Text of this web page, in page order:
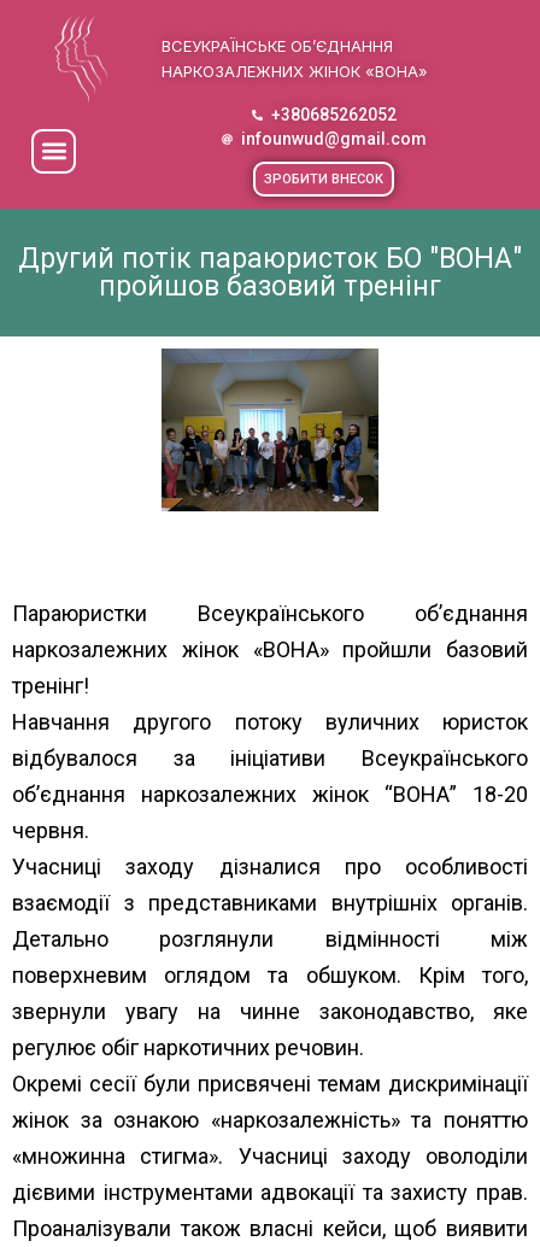
ВСЕУКРАЇНСЬКЕ ОБ’ЄДНАННЯ
НАРКОЗАЛЕЖНИХ ЖІНОК «ВОНА»
+380685262052
infounwud@gmail.com
ЗРОБИТИ ВНЕСОК
Другий потік параюристок БО "ВОНА"
пройшов базовий тренінг
Параюристки Всеукраїнського об’єднання
наркозалежних жінок «ВОНА» пройшли базовий
тренінг!
Навчання другого потоку вуличних юристок
відбувалося за ініціативи Всеукраїнського
об’єднання наркозалежних жінок “ВОНА” 18-20
червня.
Учасниці заходу дізналися про особливості
взаємодії з представниками внутрішніх органів.
Детально розглянули відмінності між
поверхневим оглядом та обшуком. Крім того,
звернули увагу на чинне законодавство, яке
регулює обіг наркотичних речовин.
Окремі сесії були присвячені темам дискримінації
жінок за ознакою «наркозалежність» та поняттю
«множинна стигма». Учасниці заходу оволоділи
дієвими інструментами адвокації та захисту прав.
Проаналізували також власні кейси, щоб виявити